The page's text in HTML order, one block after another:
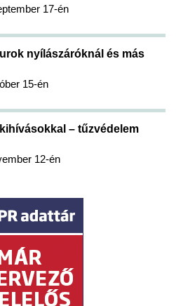
17-én
nyílászáróknál és más
15-én
– tűzvédelem
12-én